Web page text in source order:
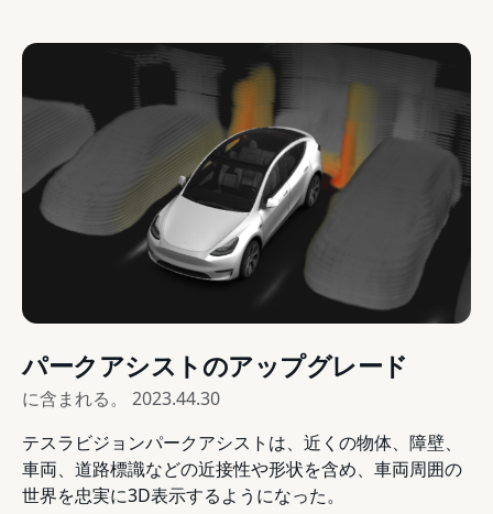
パークアシストのアップグレード
に含まれる。 2023.44.30
テスラビジョンパークアシストは、近くの物体、障壁、
車両、道路標識などの近接性や形状を含め、車両周囲の
世界を忠実に3D表示するようになった。